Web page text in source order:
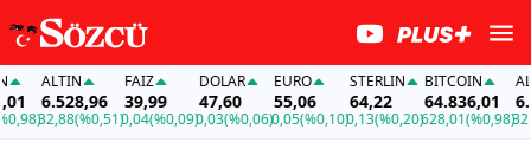
ALTIN
6.528,96
32,88(%0,51)
FAİZ
39,99
0,04(%0,09)
DOLAR
47,60
0,03(%0,06)
EURO
55,06
0,05(%0,10)
STERLIN
64,22
0,13(%0,20)
BITCOIN
64.836,01
628,01(%0,98)